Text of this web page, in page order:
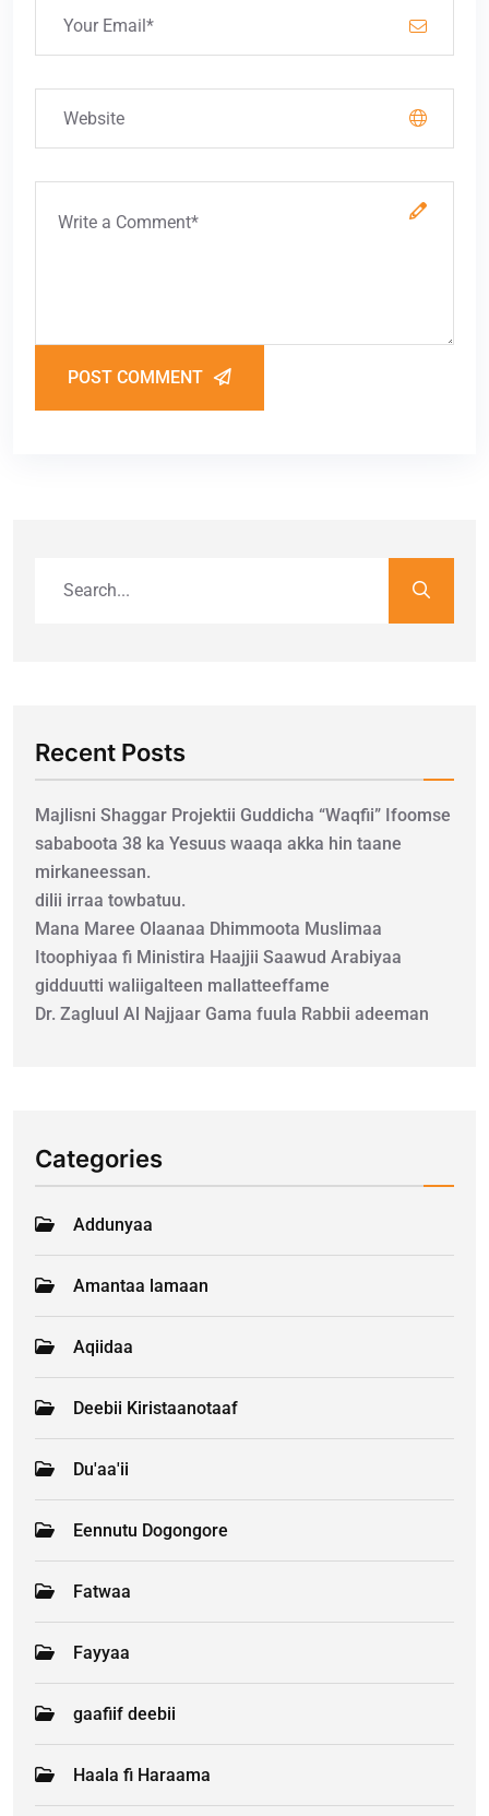
POST COMMENT
Recent Posts
Majlisni Shaggar Projektii Guddicha “Waqfii” Ifoomse
sababoota 38 ka Yesuus waaqa akka hin taane
mirkaneessan.
dilii irraa towbatuu.
Mana Maree Olaanaa Dhimmoota Muslimaa
Itoophiyaa fi Ministira Haajjii Saawud Arabiyaa
gidduutti waliigalteen mallatteeffame
Dr. Zagluul Al Najjaar Gama fuula Rabbii adeeman
Categories
Addunyaa
Amantaa lamaan
Aqiidaa
Deebii Kiristaanotaaf
Du'aa'ii
Eennutu Dogongore
Fatwaa
Fayyaa
gaafiif deebii
Haala fi Haraama